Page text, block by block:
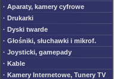
· Aparaty, kamery cyfrowe
· Drukarki
· Dyski twarde
· Głośniki, słuchawki i mikrof.
· Joysticki, gamepady
· Kable
· Kamery Internetowe, Tunery TV